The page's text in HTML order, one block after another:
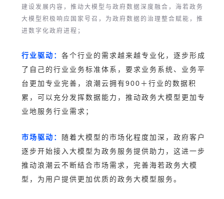
建设发展内容，推动大模型与政府数据深度融合，海若政务
大模型积极响应国家号召，为政府数据的治理整合赋能，推
进数字化政府进程；
行业驱动： 各个行业的需求越来越专业化，逐步形成
了自己的行业业务标准体系，要求业务系统、业务平
台更加专业完善，浪潮云拥有900＋行业的数据积
累，可以充分发挥数据能力，推动政务大模型更加专
业地服务行业需求；
市场驱动： 随着大模型的市场化程度加深，政府客户
逐步开始接入大模型为政务服务提供助力，这进一步
推动浪潮云不断结合市场需求，完善海若政务大模
型，为用户提供更加优质的政务大模型服务。